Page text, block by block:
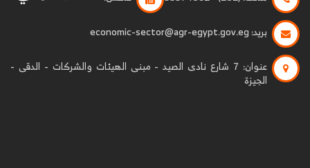
بريد:
عنوان:
7 شارع نادى الصيد - مبنى الهيئات والشركات - الدقى -
الجيزة